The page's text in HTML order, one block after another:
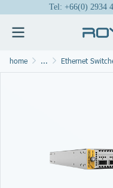
Tel: +66(0) 2934
home ... Ethernet